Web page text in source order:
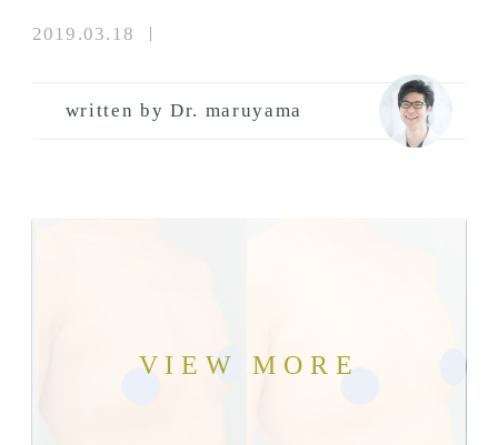
2019.03.18
written by Dr. maruyama